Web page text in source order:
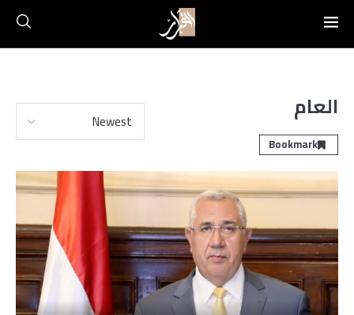
العام
Bookmark